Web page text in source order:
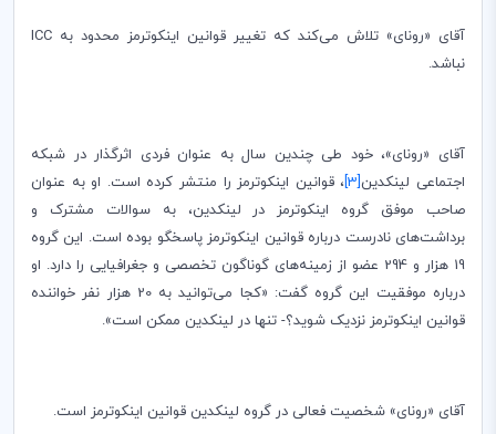
آقای «رونای» تلاش می‌کند که تغییر قوانین اینکوترمز محدود به ICC
نباشد.
آقای «رونای»، خود طی چندین سال به عنوان فردی اثرگذار در شبکه
اجتماعی لینکدین[3]، قوانین اینکوترمز را منتشر کرده است. او به عنوان
صاحب موفق گروه اینکوترمز در لینکدین، به سوالات مشترک و
برداشت‌های نادرست درباره قوانین اینکوترمز پاسخگو بوده است. این گروه
19 هزار و 294 عضو از زمینه‌های گوناگون تخصصی و جغرافیایی را دارد. او
درباره موفقیت این گروه گفت: «کجا می‌توانید به 20 هزار نفر خواننده
قوانین اینکوترمز نزدیک شوید؟- تنها در لینکدین ممکن است».
آقای «رونای» شخصیت فعالی در گروه لینکدین قوانین اینکوترمز است.